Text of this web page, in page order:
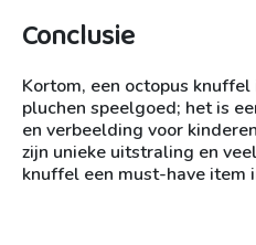
Conclusie
Kortom, een octopus
pluchen speelgoed; het is
en verbeelding voor
zijn unieke uitstraling en
knuffel een must-have item